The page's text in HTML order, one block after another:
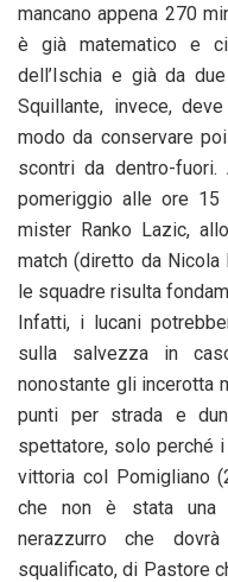
mancano appena 270
è già matematico e
dell’Ischia e già da
Squillante, invece,
modo da conservare
scontri da dentro-
pomeriggio alle ore
mister Ranko Lazic,
match (diretto da Nicola
le squadre risulta
Infatti, i lucani
sulla salvezza in
nonostante gli incerotta
punti per strada e
spettatore, solo perché
vittoria col Pomigliano
che non è stata una
nerazzurro che
squalificato, di Pastore